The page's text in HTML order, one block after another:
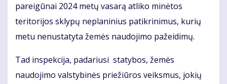
pareigūnai 2024 metų vasarą atliko minėtos
teritorijos sklypų neplaninius patikrinimus, kurių
metu nenustatyta žemės naudojimo pažeidimų.
Tad inspekcija, padariusi statybos, žemės
naudojimo valstybinės priežiūros veiksmus, jokių